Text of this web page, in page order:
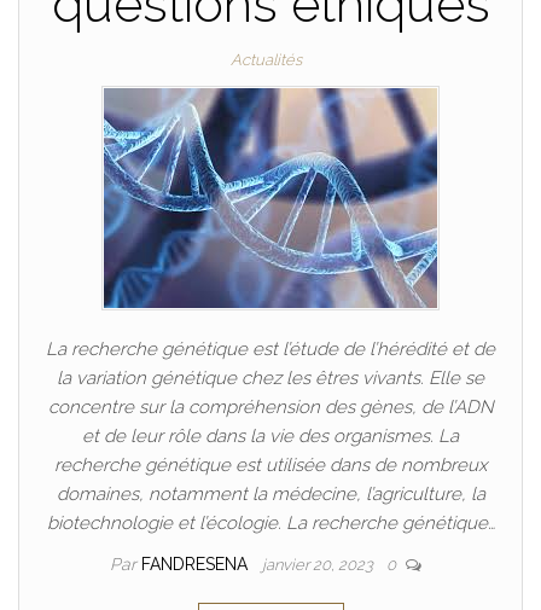
Actualités
La recherche génétique est l’étude de l’hérédité et de
la variation génétique chez les êtres vivants. Elle se
concentre sur la compréhension des gènes, de l’ADN
et de leur rôle dans la vie des organismes. La
recherche génétique est utilisée dans de nombreux
domaines, notamment la médecine, l’agriculture, la
biotechnologie et l’écologie. La recherche génétique…
Par FANDRESENA janvier 20, 2023 0